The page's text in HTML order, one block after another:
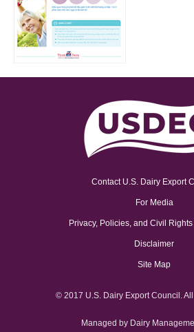
Contact U.S. Dairy Export
For Media
Privacy, Policies, and Civil
Disclaimer
Site Map
© 2017 U.S. Dairy Export Council. All
Managed by Dairy